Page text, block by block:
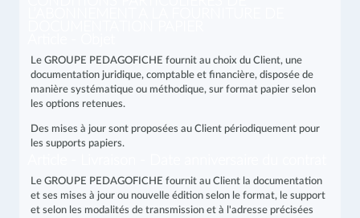
Le GROUPE PEDAGOFICHE fournit au choix du Client, une
documentation juridique, comptable et financière, disposée de
manière systématique ou méthodique, sur format papier selon
les options retenues.
Des mises à jour sont proposées au Client périodiquement pour
les supports papiers.
Le GROUPE PEDAGOFICHE fournit au Client la documentation
et ses mises à jour ou nouvelle édition selon le format, le support
et selon les modalités de transmission et à l'adresse précisées